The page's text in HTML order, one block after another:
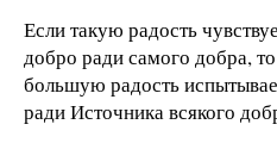
Если такую радость
добро ради самого добра,
большую радость
ради Источника всякого